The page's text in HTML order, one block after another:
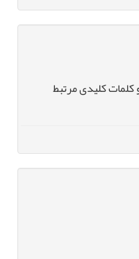
کلیدی مرتبط